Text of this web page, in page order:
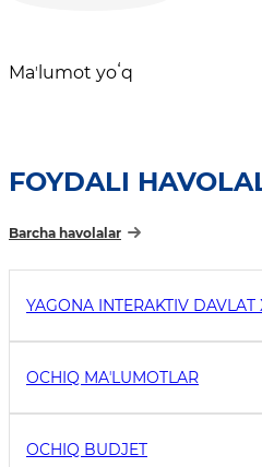
Maʼlumot yoʻq
FOYDALI
Barcha havolalar
YAGONA INTERAKTIV
OCHIQ MAʼLUMOTLAR
OCHIQ BUDJET